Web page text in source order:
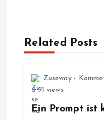
gRelated Posts
Zuseway
91 views
Ein Prompt ist